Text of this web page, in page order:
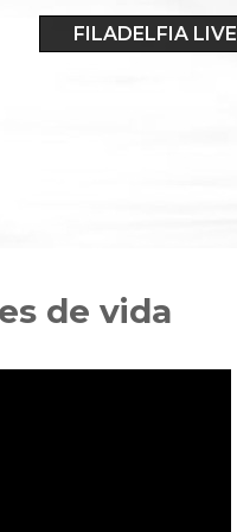
FILADELFIA LIVE
de vida